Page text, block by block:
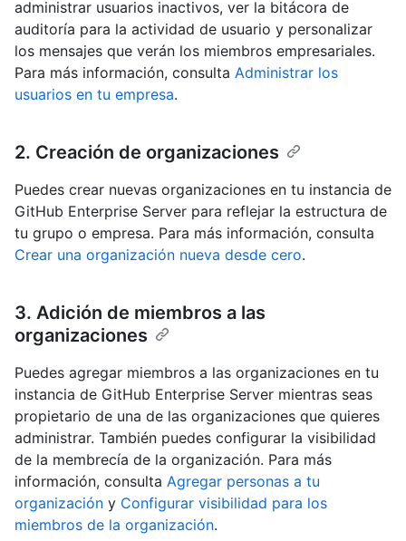
administrar usuarios inactivos, ver la bitácora de
auditoría para la actividad de usuario y personalizar
los mensajes que verán los miembros empresariales.
Para más información, consulta Administrar los
usuarios en tu empresa.
2. Creación de organizaciones
Puedes crear nuevas organizaciones en tu instancia de
GitHub Enterprise Server para reflejar la estructura de
tu grupo o empresa. Para más información, consulta
Crear una organización nueva desde cero.
3. Adición de miembros a las
organizaciones
Puedes agregar miembros a las organizaciones en tu
instancia de GitHub Enterprise Server mientras seas
propietario de una de las organizaciones que quieres
administrar. También puedes configurar la visibilidad
de la membrecía de la organización. Para más
información, consulta Agregar personas a tu
organización y Configurar visibilidad para los
miembros de la organización.